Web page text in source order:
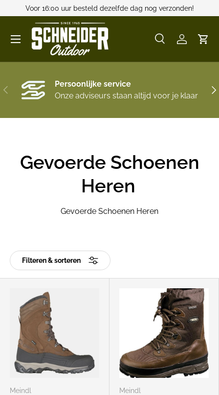
GA NAAR INHOUD
Voor 16:00 uur besteld dezelfde dag nog verzonden!
Zoeken
ZoekenInloggen
Menu
VORIGE
Persoonlijke service
Onze adviseurs staan altijd voor je klaar
Gevoerde Schoenen
Heren
Gevoerde Schoenen Heren
Filteren & sorteren
Meindl Meindl